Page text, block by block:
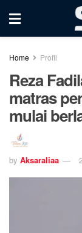
Home Profil
Reza
matras
mulai
by Aksaraliaa